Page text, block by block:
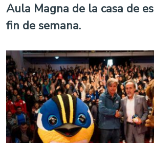
Aula Magna de la casa de
fin de semana.